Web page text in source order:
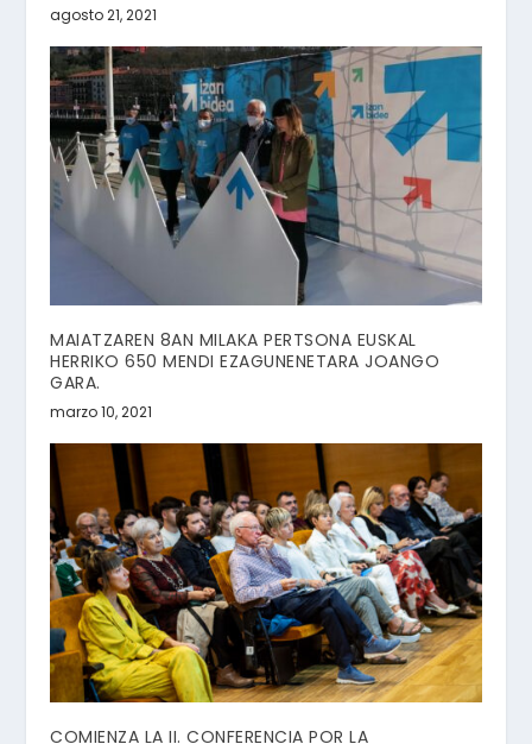
agosto 21, 2021
MAIATZAREN 8AN MILAKA PERTSONA EUSKAL
HERRIKO 650 MENDI EZAGUNENETARA JOANGO
GARA.
marzo 10, 2021
COMIENZA LA II. CONFERENCIA POR LA